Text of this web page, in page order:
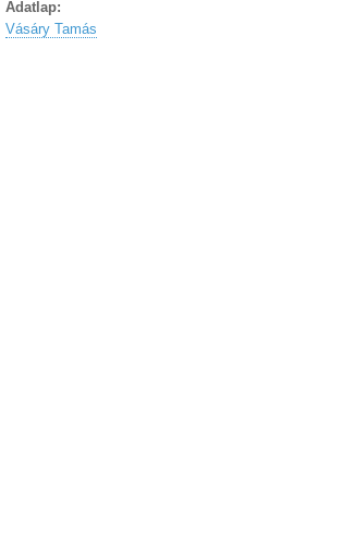
Adatlap:
Vásáry Tamás